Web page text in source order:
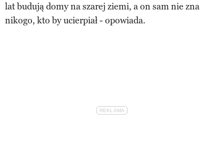
lat budują domy na szarej ziemi, a on sam nie zna
nikogo, kto by ucierpiał - opowiada.